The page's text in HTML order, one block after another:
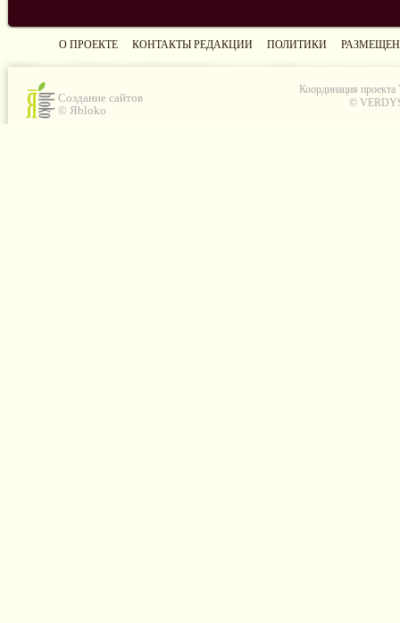
О ПРОЕКТЕ КОНТАКТЫ РЕДАКЦИИ ПОЛИТИКИ
Создание сайтов
© Яbloko
Координация проекта
©